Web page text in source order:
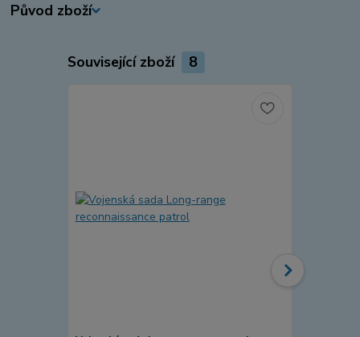
Původ zboží
Související zboží 8